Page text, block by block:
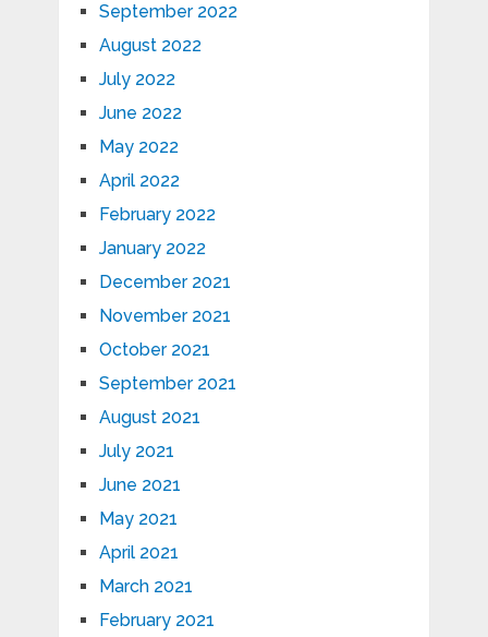
September 2022
August 2022
July 2022
June 2022
May 2022
April 2022
February 2022
January 2022
December 2021
November 2021
October 2021
September 2021
August 2021
July 2021
June 2021
May 2021
April 2021
March 2021
February 2021